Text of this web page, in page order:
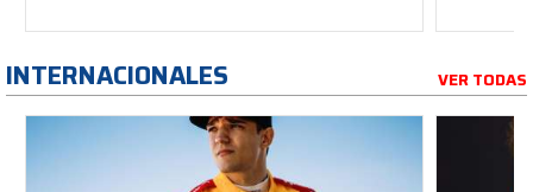
INTERNACIONALES VER TODAS